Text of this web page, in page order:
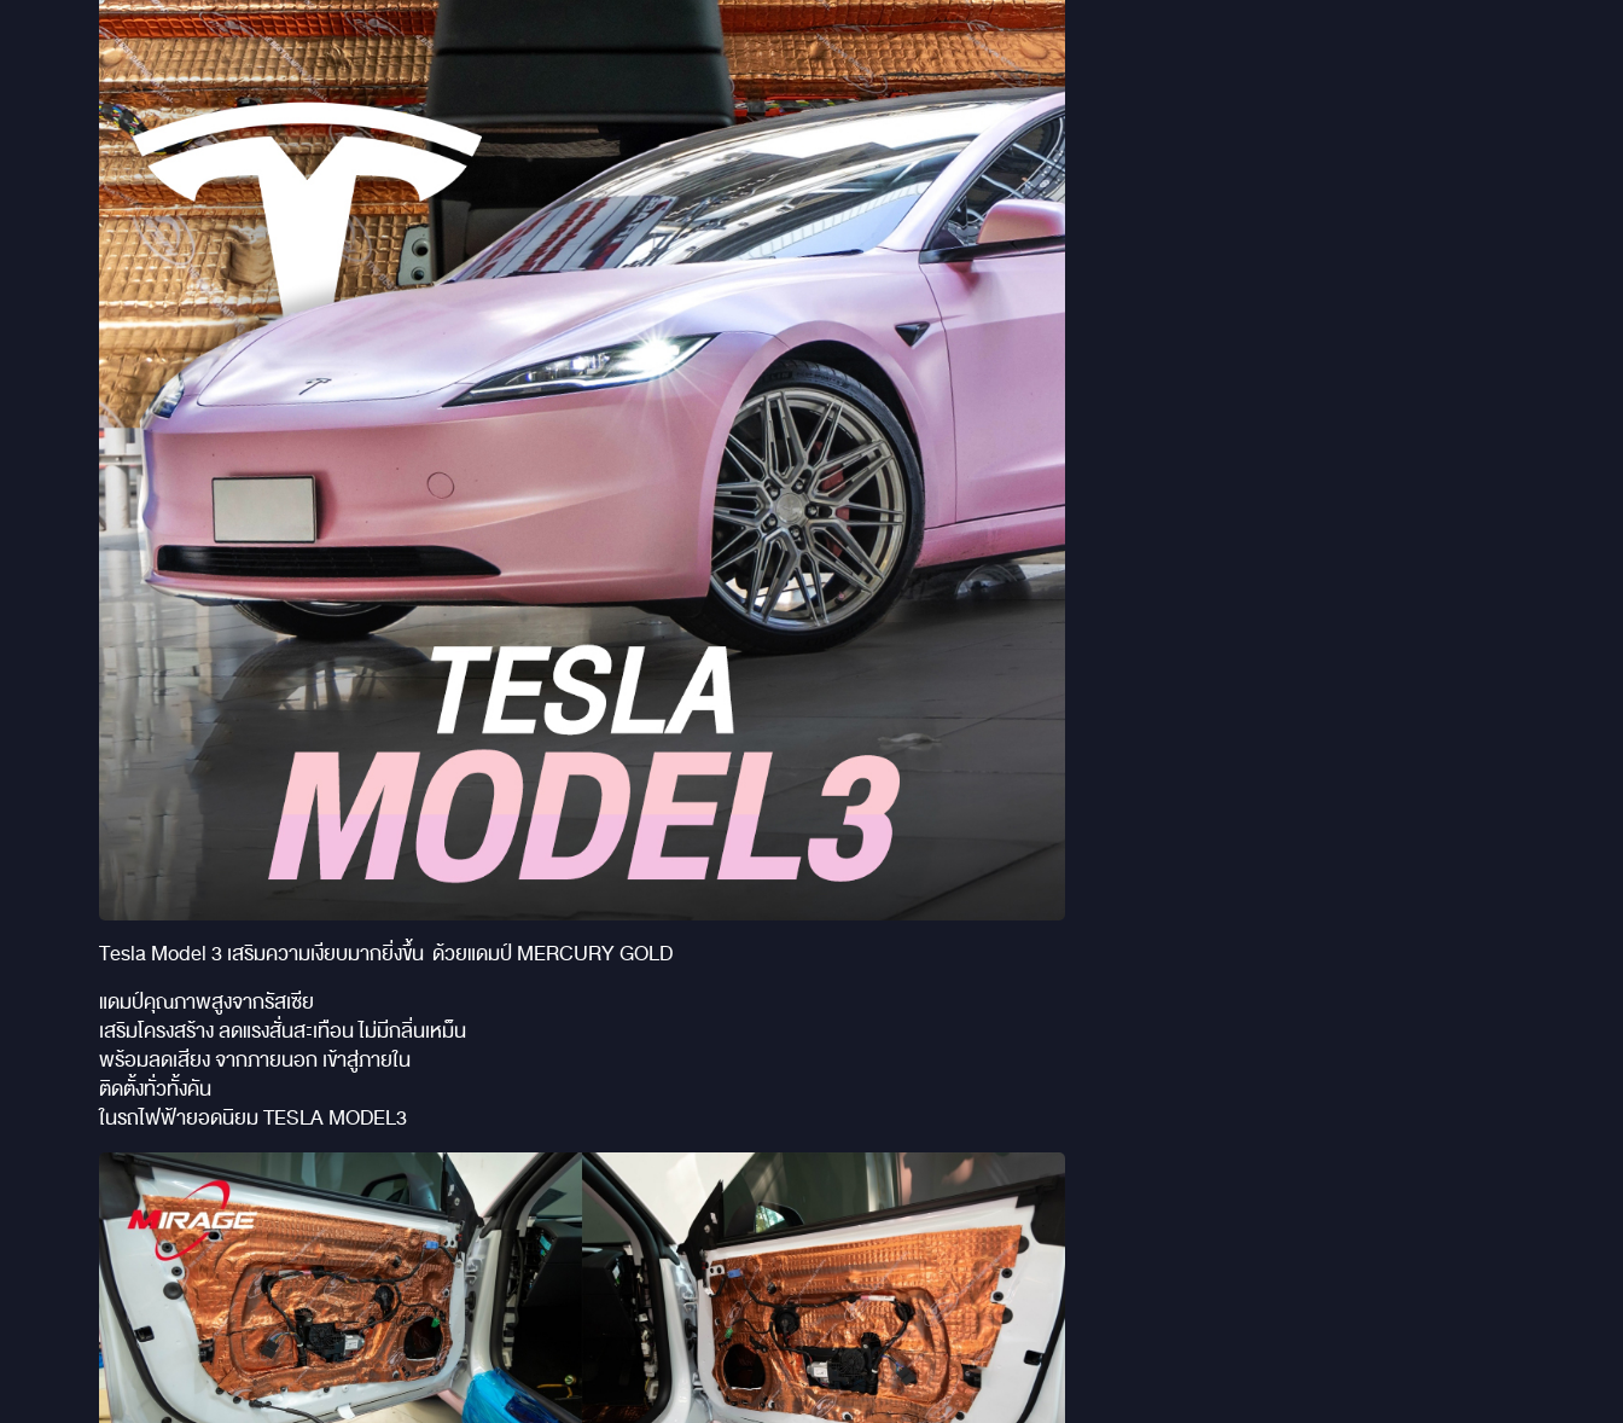
Tesla Model 3 เสริมความเงียบมากยิ่งขึ้น ด้วยแดมป์ MERCURY GOLD
แดมป์คุณภาพสูงจากรัสเซีย
เสริมโครงสร้าง ลดแรงสั่นสะเทือน ไม่มีกลิ่นเหม็น
พร้อมลดเสียง จากภายนอก เข้าสู่ภายใน
ติดตั้งทั่วทั้งคัน
ในรถไฟฟ้ายอดนิยม TESLA MODEL3